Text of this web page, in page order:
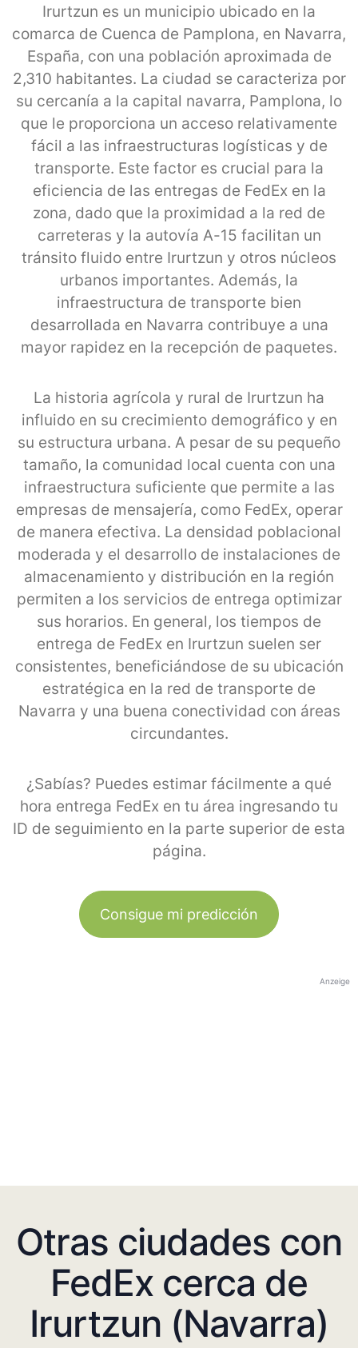
Irurtzun es un municipio ubicado en la
comarca de Cuenca de Pamplona, en Navarra,
España, con una población aproximada de
2,310 habitantes. La ciudad se caracteriza por
su cercanía a la capital navarra, Pamplona, lo
que le proporciona un acceso relativamente
fácil a las infraestructuras logísticas y de
transporte. Este factor es crucial para la
eficiencia de las entregas de FedEx en la
zona, dado que la proximidad a la red de
carreteras y la autovía A-15 facilitan un
tránsito fluido entre Irurtzun y otros núcleos
urbanos importantes. Además, la
infraestructura de transporte bien
desarrollada en Navarra contribuye a una
mayor rapidez en la recepción de paquetes.
La historia agrícola y rural de Irurtzun ha
influido en su crecimiento demográfico y en
su estructura urbana. A pesar de su pequeño
tamaño, la comunidad local cuenta con una
infraestructura suficiente que permite a las
empresas de mensajería, como FedEx, operar
de manera efectiva. La densidad poblacional
moderada y el desarrollo de instalaciones de
almacenamiento y distribución en la región
permiten a los servicios de entrega optimizar
sus horarios. En general, los tiempos de
entrega de FedEx en Irurtzun suelen ser
consistentes, beneficiándose de su ubicación
estratégica en la red de transporte de
Navarra y una buena conectividad con áreas
circundantes.
¿Sabías? Puedes estimar fácilmente a qué
hora entrega FedEx en tu área ingresando tu
ID de seguimiento en la parte superior de esta
página.
Consigue mi predicción
Anzeige
Otras ciudades con
FedEx cerca de
Irurtzun (Navarra)